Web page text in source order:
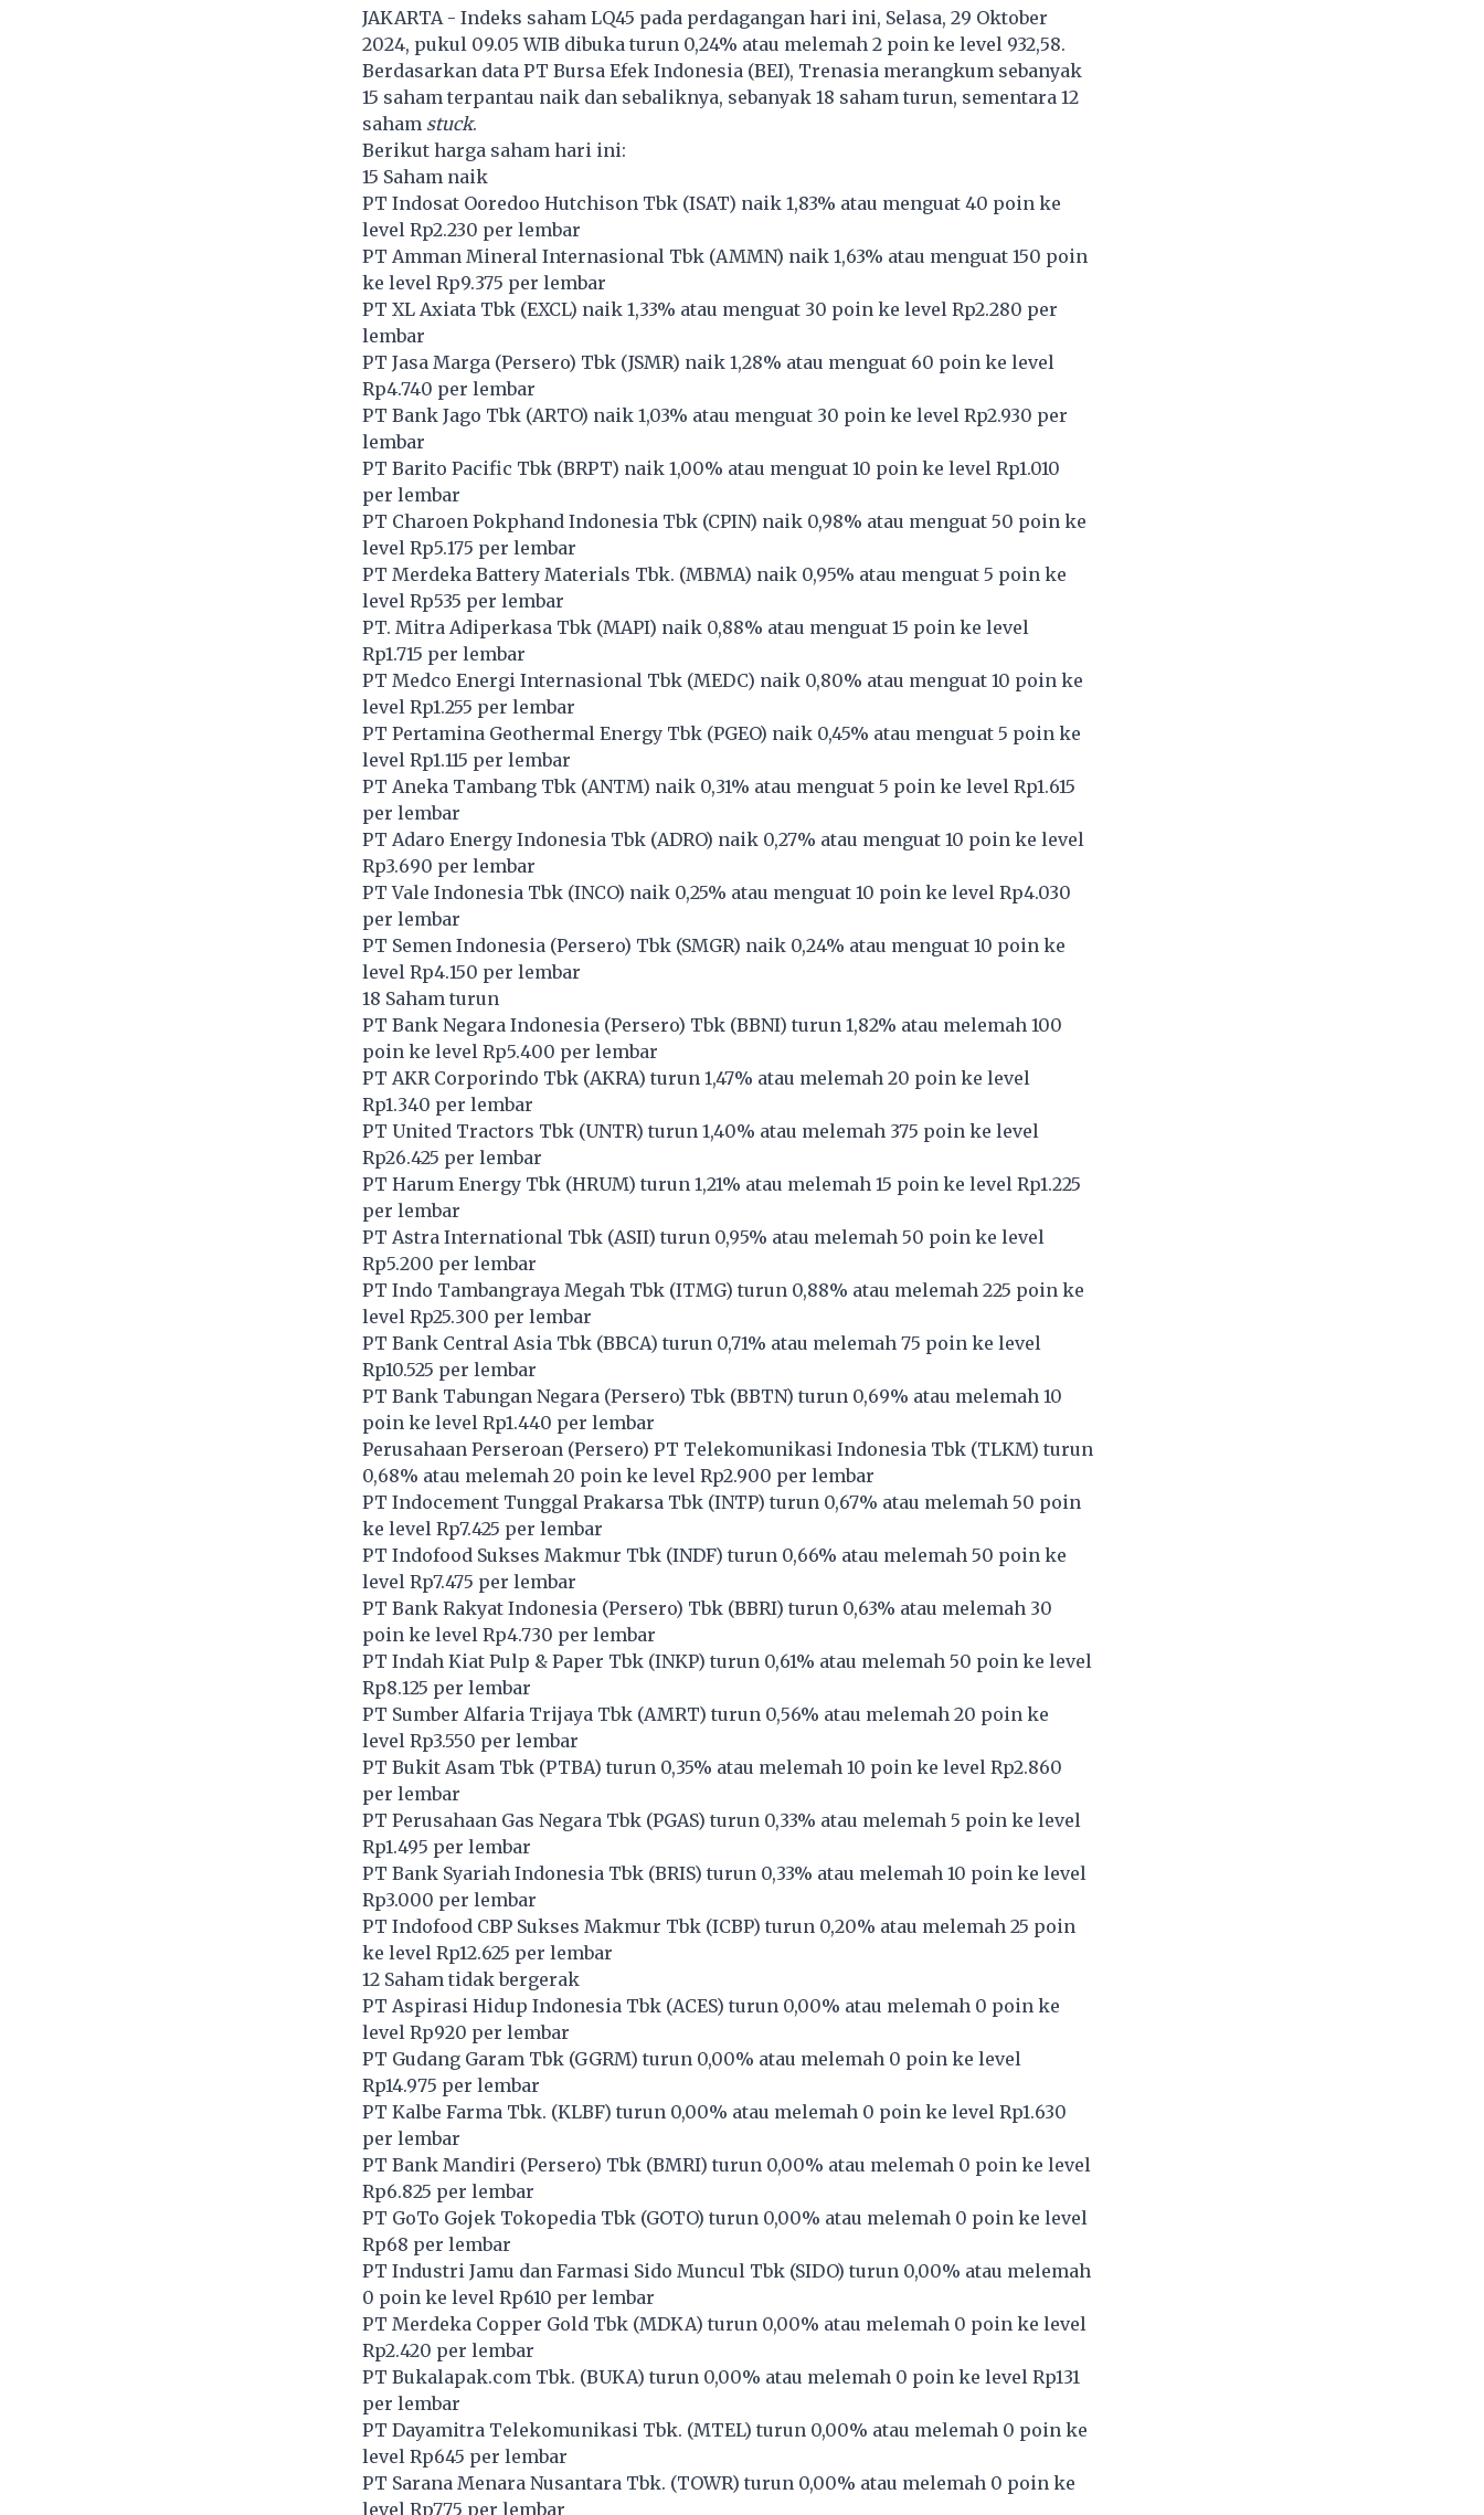
JAKARTA - Indeks saham LQ45 pada perdagangan hari ini, Selasa, 29 Oktober
2024, pukul 09.05 WIB dibuka turun 0,24% atau melemah 2 poin ke level 932,58.
Berdasarkan data PT Bursa Efek Indonesia (BEI), Trenasia merangkum sebanyak
15 saham terpantau naik dan sebaliknya, sebanyak 18 saham turun, sementara 12
saham stuck.
Berikut harga saham hari ini:
15 Saham naik
PT Indosat Ooredoo Hutchison Tbk (ISAT) naik 1,83% atau menguat 40 poin ke
level Rp2.230 per lembar
PT Amman Mineral Internasional Tbk (AMMN) naik 1,63% atau menguat 150 poin
ke level Rp9.375 per lembar
PT XL Axiata Tbk (EXCL) naik 1,33% atau menguat 30 poin ke level Rp2.280 per
lembar
PT Jasa Marga (Persero) Tbk (JSMR) naik 1,28% atau menguat 60 poin ke level
Rp4.740 per lembar
PT Bank Jago Tbk (ARTO) naik 1,03% atau menguat 30 poin ke level Rp2.930 per
lembar
PT Barito Pacific Tbk (BRPT) naik 1,00% atau menguat 10 poin ke level Rp1.010
per lembar
PT Charoen Pokphand Indonesia Tbk (CPIN) naik 0,98% atau menguat 50 poin ke
level Rp5.175 per lembar
PT Merdeka Battery Materials Tbk. (MBMA) naik 0,95% atau menguat 5 poin ke
level Rp535 per lembar
PT. Mitra Adiperkasa Tbk (MAPI) naik 0,88% atau menguat 15 poin ke level
Rp1.715 per lembar
PT Medco Energi Internasional Tbk (MEDC) naik 0,80% atau menguat 10 poin ke
level Rp1.255 per lembar
PT Pertamina Geothermal Energy Tbk (PGEO) naik 0,45% atau menguat 5 poin ke
level Rp1.115 per lembar
PT Aneka Tambang Tbk (ANTM) naik 0,31% atau menguat 5 poin ke level Rp1.615
per lembar
PT Adaro Energy Indonesia Tbk (ADRO) naik 0,27% atau menguat 10 poin ke level
Rp3.690 per lembar
PT Vale Indonesia Tbk (INCO) naik 0,25% atau menguat 10 poin ke level Rp4.030
per lembar
PT Semen Indonesia (Persero) Tbk (SMGR) naik 0,24% atau menguat 10 poin ke
level Rp4.150 per lembar
18 Saham turun
PT Bank Negara Indonesia (Persero) Tbk (BBNI) turun 1,82% atau melemah 100
poin ke level Rp5.400 per lembar
PT AKR Corporindo Tbk (AKRA) turun 1,47% atau melemah 20 poin ke level
Rp1.340 per lembar
PT United Tractors Tbk (UNTR) turun 1,40% atau melemah 375 poin ke level
Rp26.425 per lembar
PT Harum Energy Tbk (HRUM) turun 1,21% atau melemah 15 poin ke level Rp1.225
per lembar
PT Astra International Tbk (ASII) turun 0,95% atau melemah 50 poin ke level
Rp5.200 per lembar
PT Indo Tambangraya Megah Tbk (ITMG) turun 0,88% atau melemah 225 poin ke
level Rp25.300 per lembar
PT Bank Central Asia Tbk (BBCA) turun 0,71% atau melemah 75 poin ke level
Rp10.525 per lembar
PT Bank Tabungan Negara (Persero) Tbk (BBTN) turun 0,69% atau melemah 10
poin ke level Rp1.440 per lembar
Perusahaan Perseroan (Persero) PT Telekomunikasi Indonesia Tbk (TLKM) turun
0,68% atau melemah 20 poin ke level Rp2.900 per lembar
PT Indocement Tunggal Prakarsa Tbk (INTP) turun 0,67% atau melemah 50 poin
ke level Rp7.425 per lembar
PT Indofood Sukses Makmur Tbk (INDF) turun 0,66% atau melemah 50 poin ke
level Rp7.475 per lembar
PT Bank Rakyat Indonesia (Persero) Tbk (BBRI) turun 0,63% atau melemah 30
poin ke level Rp4.730 per lembar
PT Indah Kiat Pulp & Paper Tbk (INKP) turun 0,61% atau melemah 50 poin ke level
Rp8.125 per lembar
PT Sumber Alfaria Trijaya Tbk (AMRT) turun 0,56% atau melemah 20 poin ke
level Rp3.550 per lembar
PT Bukit Asam Tbk (PTBA) turun 0,35% atau melemah 10 poin ke level Rp2.860
per lembar
PT Perusahaan Gas Negara Tbk (PGAS) turun 0,33% atau melemah 5 poin ke level
Rp1.495 per lembar
PT Bank Syariah Indonesia Tbk (BRIS) turun 0,33% atau melemah 10 poin ke level
Rp3.000 per lembar
PT Indofood CBP Sukses Makmur Tbk (ICBP) turun 0,20% atau melemah 25 poin
ke level Rp12.625 per lembar
12 Saham tidak bergerak
PT Aspirasi Hidup Indonesia Tbk (ACES) turun 0,00% atau melemah 0 poin ke
level Rp920 per lembar
PT Gudang Garam Tbk (GGRM) turun 0,00% atau melemah 0 poin ke level
Rp14.975 per lembar
PT Kalbe Farma Tbk. (KLBF) turun 0,00% atau melemah 0 poin ke level Rp1.630
per lembar
PT Bank Mandiri (Persero) Tbk (BMRI) turun 0,00% atau melemah 0 poin ke level
Rp6.825 per lembar
PT GoTo Gojek Tokopedia Tbk (GOTO) turun 0,00% atau melemah 0 poin ke level
Rp68 per lembar
PT Industri Jamu dan Farmasi Sido Muncul Tbk (SIDO) turun 0,00% atau melemah
0 poin ke level Rp610 per lembar
PT Merdeka Copper Gold Tbk (MDKA) turun 0,00% atau melemah 0 poin ke level
Rp2.420 per lembar
PT Bukalapak.com Tbk. (BUKA) turun 0,00% atau melemah 0 poin ke level Rp131
per lembar
PT Dayamitra Telekomunikasi Tbk. (MTEL) turun 0,00% atau melemah 0 poin ke
level Rp645 per lembar
PT Sarana Menara Nusantara Tbk. (TOWR) turun 0,00% atau melemah 0 poin ke
level Rp775 per lembar